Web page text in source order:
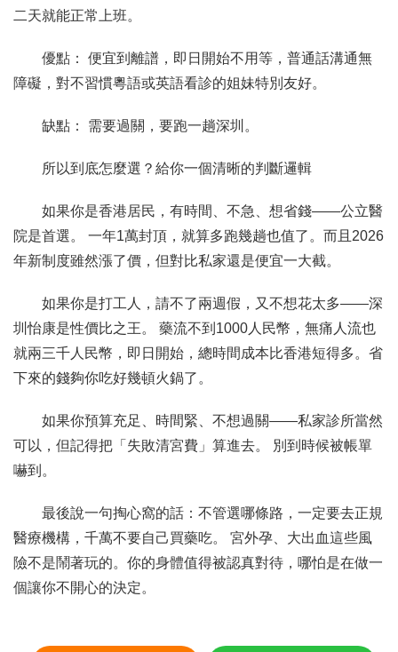
二天就能正常上班。
優點： 便宜到離譜，即日開始不用等，普通話溝通無
障礙，對不習慣粵語或英語看診的姐妹特別友好。
缺點： 需要過關，要跑一趟深圳。
所以到底怎麼選？給你一個清晰的判斷邏輯
如果你是香港居民，有時間、不急、想省錢——公立醫
院是首選。 一年1萬封頂，就算多跑幾趟也值了。而且2026
年新制度雖然漲了價，但對比私家還是便宜一大截。
如果你是打工人，請不了兩週假，又不想花太多——深
圳怡康是性價比之王。 藥流不到1000人民幣，無痛人流也
就兩三千人民幣，即日開始，總時間成本比香港短得多。省
下來的錢夠你吃好幾頓火鍋了。
如果你預算充足、時間緊、不想過關——私家診所當然
可以，但記得把「失敗清宮費」算進去。 別到時候被帳單
嚇到。
最後說一句掏心窩的話：不管選哪條路，一定要去正規
醫療機構，千萬不要自己買藥吃。 宮外孕、大出血這些風
險不是鬧著玩的。你的身體值得被認真對待，哪怕是在做一
個讓你不開心的決定。